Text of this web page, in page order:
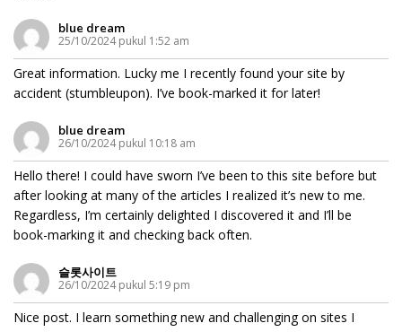
blue dream
25/10/2024 pukul 1:52 am
Great information. Lucky me I recently found your site by
accident (stumbleupon). I’ve book-marked it for later!
blue dream
26/10/2024 pukul 10:18 am
Hello there! I could have sworn I’ve been to this site before but
after looking at many of the articles I realized it’s new to me.
Regardless, I’m certainly delighted I discovered it and I’ll be
book-marking it and checking back often.
슬롯사이트
26/10/2024 pukul 5:19 pm
Nice post. I learn something new and challenging on sites I